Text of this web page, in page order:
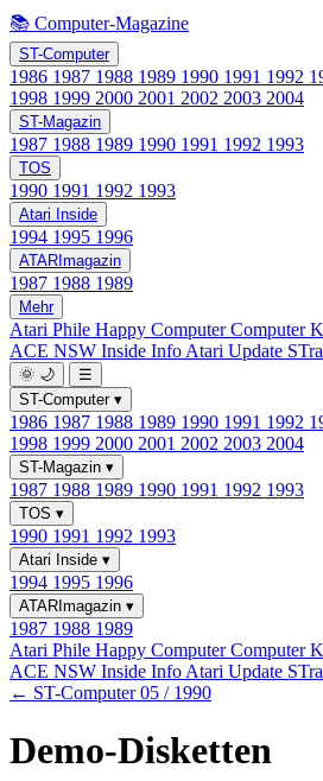
📚 Computer-Magazine
ST-Computer
1986 1987 1988 1989 1990 1991 1992
1998 1999 2000 2001 2002 2003 2004
ST-Magazin
1987 1988 1989 1990 1991 1992 1993
TOS
1990 1991 1992 1993
Atari Inside
1994 1995 1996
ATARImagazin
1987 1988 1989
Mehr
Atari Phile Happy ComputerComputer
ACE NSW Inside Info Atari Update
🌞 🌙
☰
ST-Computer ▾
1986 1987 1988 1989 1990 1991 1992
1998 1999 2000 2001 2002 2003 2004
ST-Magazin ▾
1987 1988 1989 1990 1991 1992 1993
TOS ▾
1990 1991 1992 1993
Atari Inside ▾
1994 1995 1996
ATARImagazin ▾
1987 1988 1989
Atari Phile Happy ComputerComputer
ACE NSW Inside Info Atari Update
← ST-Computer 05 / 1990
Demo-Disketten